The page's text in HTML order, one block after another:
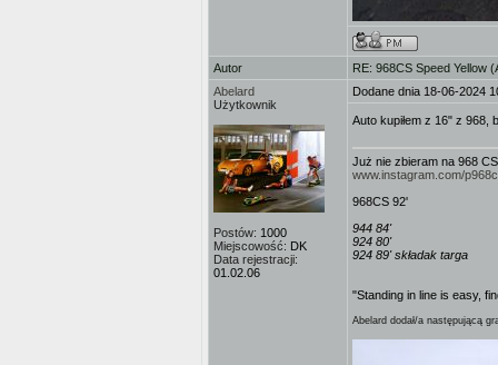
Autor
RE: 968CS Speed Yellow
Abelard
Użytkownik
Postów: 1000
Miejscowość: DK
Data rejestracji:
01.02.06
Dodane dnia 18-06-2024
Auto kupiłem z 16" z 968,
Już nie zbieram na 968 CS
www.instagram.com/
968CS 92'
944 84'
924 80'
924 89' składak targa
"Standing in line is easy,
Abelard dodał/a następującą